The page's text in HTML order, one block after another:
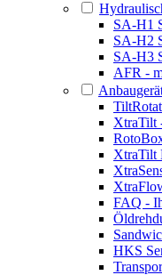
SA-H1
SA-H2
SA-H3
AFR -
XtraTilt
XtraTilt
FAQ -
HKS